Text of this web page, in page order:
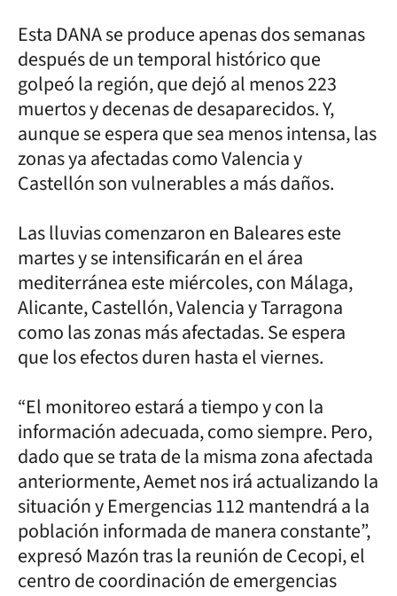
Esta DANA se produce apenas dos semanas
después de un temporal histórico que
golpeó la región, que dejó al menos 223
muertos y decenas de desaparecidos. Y,
aunque se espera que sea menos intensa, las
zonas ya afectadas como Valencia y
Castellón son vulnerables a más daños.
Las lluvias comenzaron en Baleares este
martes y se intensificarán en el área
mediterránea este miércoles, con Málaga,
Alicante, Castellón, Valencia y Tarragona
como las zonas más afectadas. Se espera
que los efectos duren hasta el viernes.
“El monitoreo estará a tiempo y con la
información adecuada, como siempre. Pero,
dado que se trata de la misma zona afectada
anteriormente, Aemet nos irá actualizando la
situación y Emergencias 112 mantendrá a la
población informada de manera constante”,
expresó Mazón tras la reunión de Cecopi, el
centro de coordinación de emergencias